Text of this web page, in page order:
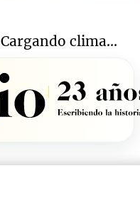
Cargando clima...